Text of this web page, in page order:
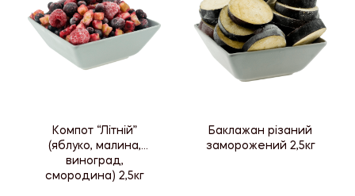
Компот “Літній”
(яблуко, малина,
виноград,
смородина) 2,5кг
Баклажан різаний
заморожений 2,5кг